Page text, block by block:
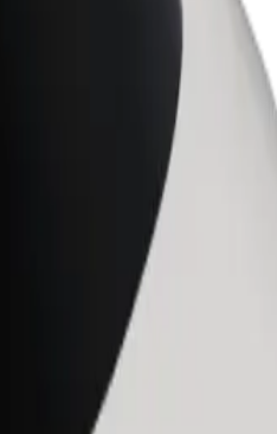
opción para tu viaje.